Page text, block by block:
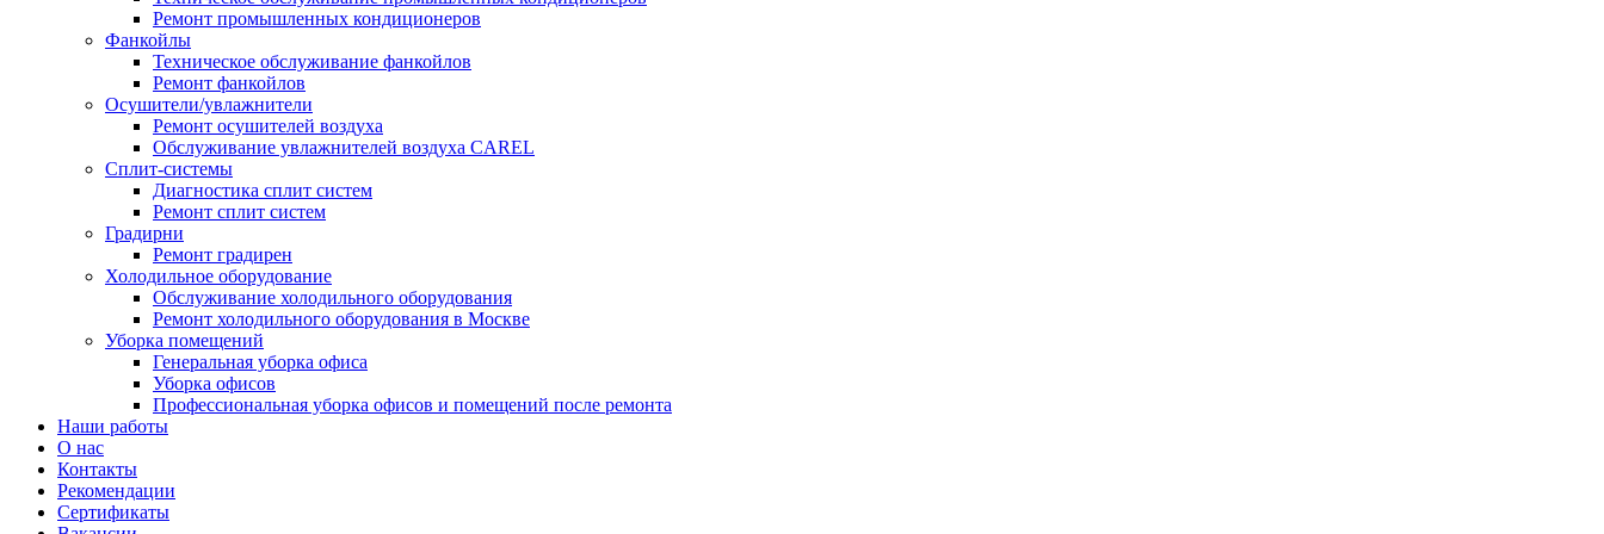
Ремонт промышленных кондиционеров
Фанкойлы
Техническое обслуживание фанкойлов
Ремонт фанкойлов
Осушители/увлажнители
Ремонт осушителей воздуха
Обслуживание увлажнителей воздуха CAREL
Сплит-системы
Диагностика сплит систем
Ремонт сплит систем
Градирни
Ремонт градирен
Холодильное оборудование
Обслуживание холодильного оборудования
Ремонт холодильного оборудования в Москве
Уборка помещений
Генеральная уборка офиса
Уборка офисов
Профессиональная уборка офисов и помещений после ремонта
Наши работы
О нас
Контакты
Рекомендации
Сертификаты